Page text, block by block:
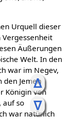
ᐃ
ᐁ
Urquell dieser
Äußerungen
Welt. In den
war im Negev,
den Jemen
Königin von
auf so
war natürlich